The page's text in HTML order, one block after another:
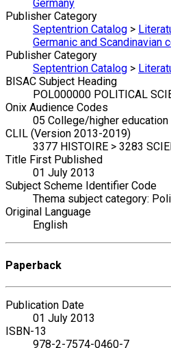
Germany
Publisher Category
Septentrion Catalog >
Germanic and Scandinavian
Publisher Category
Septentrion Catalog >
BISAC Subject Heading
POL000000 POLITICAL
Onix Audience Codes
05 College/higher education
CLIL (Version 2013-2019)
3377 HISTOIRE > 3283
Title First Published
01 July 2013
Subject Scheme Identifier Code
Thema subject category:
Original Language
English
Paperback
Publication Date
01 July 2013
ISBN-13
978-2-7574-0460-7